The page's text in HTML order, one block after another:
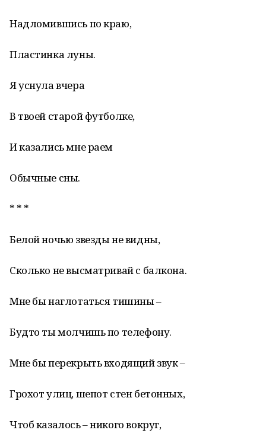
Надломившись по краю,
Пластинка луны.
Я уснула вчера
В твоей старой футболке,
И казались мне раем
Обычные сны.
* * *
Белой ночью звезды не видны,
Сколько не высматривай с балкона.
Мне бы наглотаться тишины –
Будто ты молчишь по телефону.
Мне бы перекрыть входящий звук –
Грохот улиц, шепот стен бетонных,
Чтоб казалось – никого вокруг,